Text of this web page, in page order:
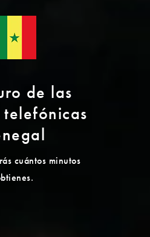
de las
cuántos minutos